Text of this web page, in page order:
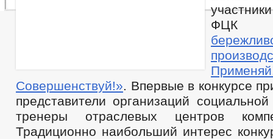
Совершенствуй!». Впервые в конкурсе
представители организаций
тренеры отраслевых центров
Традиционно наибольший интерес